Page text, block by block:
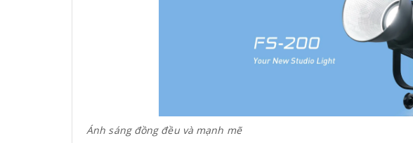
Ánh sáng đồng đều và mạnh mẽ